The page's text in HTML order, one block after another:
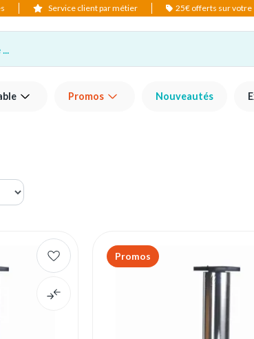
Service client par métier 25€ offerts sur votre
Promos Nouveautés
Promos